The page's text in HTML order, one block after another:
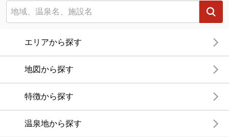
エリアから探す
地図から探す
特徴から探す
温泉地から探す